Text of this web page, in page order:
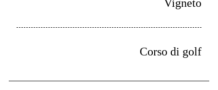
Vigneto
Corso di golf